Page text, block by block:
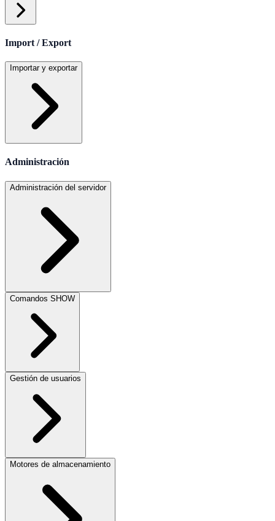
Import / Export
Importar y exportar
Administración
Administración del servidor
Comandos SHOW
Gestión de usuarios
Motores de almacenamiento